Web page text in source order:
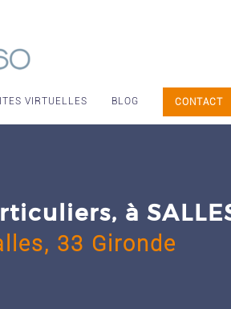
VIRTUELLES BLOG CONTACT
à
33 Gironde